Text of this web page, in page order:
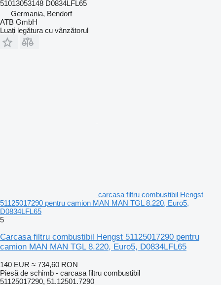
51013053148 D0834LFL65
Germania, Bendorf
ATB GmbH
Luați legătura cu vânzătorul
carcasa filtru combustibil Hengst
51125017290 pentru camion MAN MAN TGL 8.220, Euro5,
D0834LFL65
5
Carcasa filtru combustibil Hengst 51125017290 pentru
camion MAN MAN TGL 8.220, Euro5, D0834LFL65
140 EUR ≈ 734,60 RON
Piesă de schimb - carcasa filtru combustibil
51125017290, 51.12501.7290